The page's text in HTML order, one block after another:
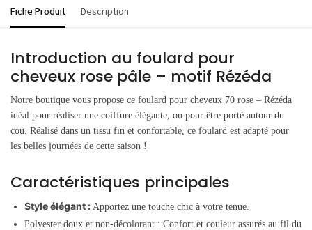
Fiche Produit Description
Introduction au foulard pour
cheveux rose pâle – motif Rézéda
Notre boutique vous propose ce foulard pour cheveux 70 rose – Rézéda
idéal pour réaliser une coiffure élégante, ou pour être porté autour du
cou. Réalisé dans un tissu fin et confortable, ce foulard est adapté pour
les belles journées de cette saison !
Caractéristiques principales
Style élégant : Apportez une touche chic à votre tenue.
Polyester doux et non-décolorant : Confort et couleur assurés au fil du